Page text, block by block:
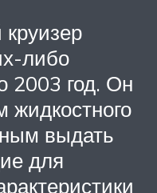
либо
2003 год. Он
жидкостного
выдать
для